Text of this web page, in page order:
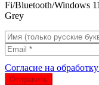
Fi/Bluetooth/Windows
Grey
Согласие на
Отправить